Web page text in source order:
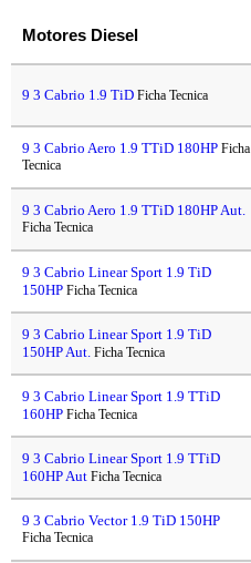
Motores Diesel
9 3 Cabrio 1.9 TiD Ficha Tecnica
9 3 Cabrio Aero 1.9 TTiD 180HP Ficha
Tecnica
9 3 Cabrio Aero 1.9 TTiD 180HP Aut.
Ficha Tecnica
9 3 Cabrio Linear Sport 1.9 TiD
150HP Ficha Tecnica
9 3 Cabrio Linear Sport 1.9 TiD
150HP Aut. Ficha Tecnica
9 3 Cabrio Linear Sport 1.9 TTiD
160HP Ficha Tecnica
9 3 Cabrio Linear Sport 1.9 TTiD
160HP Aut Ficha Tecnica
9 3 Cabrio Vector 1.9 TiD 150HP
Ficha Tecnica